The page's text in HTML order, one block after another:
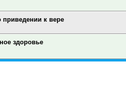
к вере
здоровье